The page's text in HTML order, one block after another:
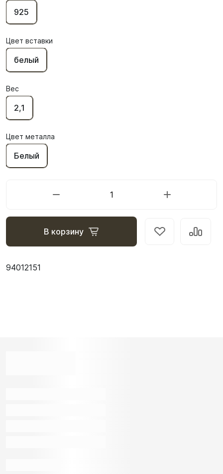
925
Цвет вставки
белый
Вес
2,1
Цвет металла
Белый
В корзину
94012151